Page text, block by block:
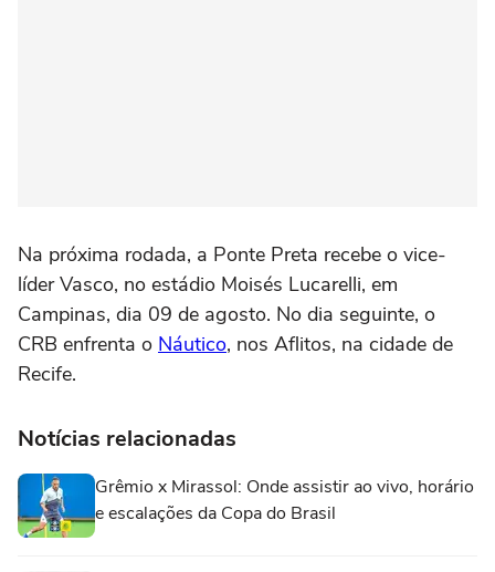
Na próxima rodada, a Ponte Preta recebe o vice-
líder Vasco, no estádio Moisés Lucarelli, em
Campinas, dia 09 de agosto. No dia seguinte, o
CRB enfrenta o Náutico, nos Aflitos, na cidade de
Recife.
Notícias relacionadas
Grêmio x Mirassol: Onde assistir ao vivo, horário
e escalações da Copa do Brasil